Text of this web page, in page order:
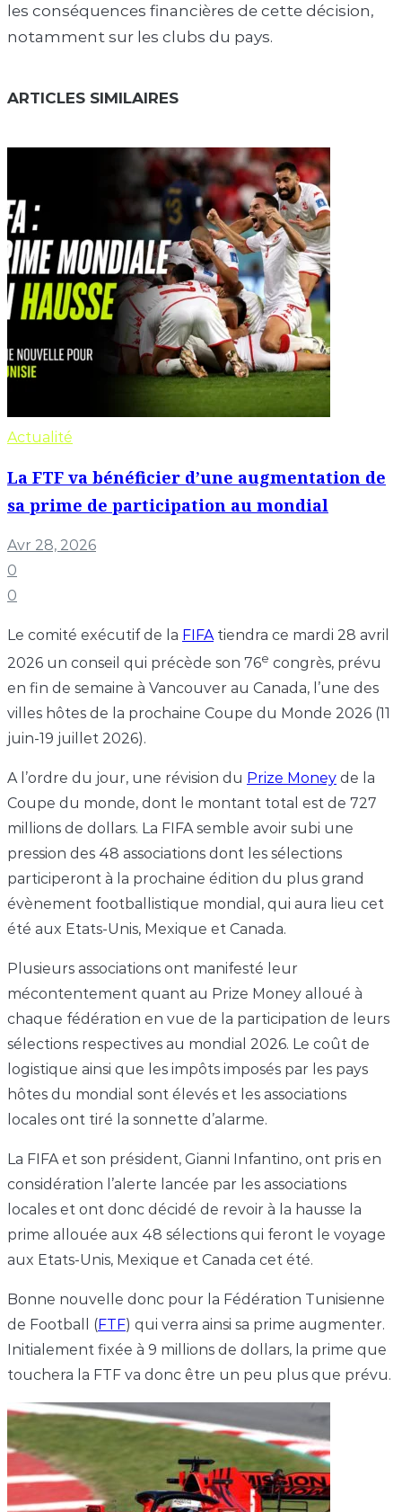
les conséquences financières de cette décision,
notamment sur les clubs du pays.
ARTICLES SIMILAIRES
Actualité
La FTF va bénéficier d’une augmentation de
sa prime de participation au mondial
Avr 28, 2026
0
0
Le comité exécutif de la FIFAtiendra ce mardi 28 avril
2026 un conseil qui précède son 76e congrès, prévu
en fin de semaine à Vancouver au Canada, l’une des
villes hôtes de la prochaine Coupe du Monde 2026 (11
juin-19 juillet 2026).
A l’ordre du jour, une révision du Prize Money de la
Coupe du monde, dont le montant total est de 727
millions de dollars. La FIFA semble avoir subi une
pression des 48 associations dont les sélections
participeront à la prochaine édition du plus grand
évènement footballistique mondial, qui aura lieu cet
été aux Etats-Unis, Mexique et Canada.
Plusieurs associations ont manifesté leur
mécontentement quant au Prize Money alloué à
chaque fédération en vue de la participation de leurs
sélections respectives au mondial 2026. Le coût de
logistique ainsi que les impôts imposés par les pays
hôtes du mondial sont élevés et les associations
locales ont tiré la sonnette d’alarme.
La FIFA et son président, Gianni Infantino, ont pris en
considération l’alerte lancée par les associations
locales et ont donc décidé de revoir à la hausse la
prime allouée aux 48 sélections qui feront le voyage
aux Etats-Unis, Mexique et Canada cet été.
Bonne nouvelle donc pour la Fédération Tunisienne
de Football (FTF) qui verra ainsi sa prime augmenter.
Initialement fixée à 9 millions de dollars, la prime que
touchera la FTF va donc être un peu plus que prévu.